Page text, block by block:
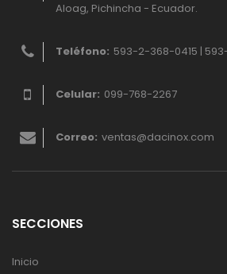
Aloag, Pichincha - Ecuador.
Teléfono: 593-2-368-0415 |
Celular: 099-768-2267
Correo: ventas@dacinox.com
SECCIONES
Inicio